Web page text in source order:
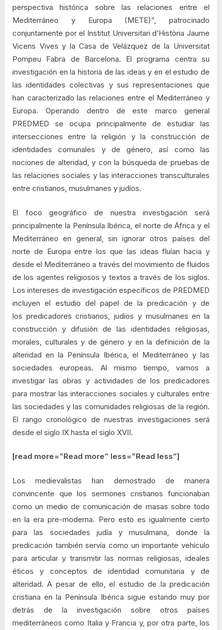
perspectiva histórica sobre las relaciones entre el
Mediterráneo y Europa (METE)”, patrocinado
conjuntamente por el Institut Universitari d’Història Jaume
Vicens Vives y la Casa de Velázquez de la Universitat
Pompeu Fabra de Barcelona. El programa centra su
investigación en la historia de las ideas y en el estudio de
las identidades colectivas y sus representaciones que
han caracterizado las relaciones entre el Mediterráneo y
Europa. Operando dentro de este marco general
PREDMED se ocupa principalmente de estudiar las
intersecciones entre la religión y la construcción de
identidades comunales y de género, así como las
nociones de alteridad, y con la búsqueda de pruebas de
las relaciones sociales y las interacciones transculturales
entre cristianos, musulmanes y judíos.
El foco geográfico de nuestra investigación será
principalmente la Península Ibérica, el norte de África y el
Mediterráneo en general, sin ignorar otros países del
norte de Europa entre los que las ideas fluían hacia y
desde el Mediterráneo a través del movimiento de fluidos
de los agentes religiosos y textos a través de los siglos.
Los intereses de investigación específicos de PREDMED
incluyen el estudio del papel de la predicación y de
los predicadores cristianos, judíos y musulmanes en la
construcción y difusión de las identidades religiosas,
morales, culturales y de género y en la definición de la
alteridad en la Península Ibérica, el Mediterráneo y las
sociedades europeas. Al mismo tiempo, vamos a
investigar las obras y actividades de los predicadores
para mostrar las interacciones sociales y culturales entre
las sociedades y las comunidades religiosas de la región.
El rango cronológico de nuestras investigaciones será
desde el siglo IX hasta el siglo XVII.
[read more=”Read more” less=”Read less”]
Los medievalistas han demostrado de manera
convincente que los sermones cristianos funcionaban
como un medio de comunicación de masas sobre todo
en la era pre-moderna. Pero esto es igualmente cierto
para las sociedades judía y musulmana, donde la
predicación también servía como un importante vehículo
para articular y transmitir las normas religiosas, ideales
éticos y conceptos de identidad comunitaria y de
alteridad. A pesar de ello, el estudio de la predicación
cristiana en la Península Ibérica sigue estando muy por
detrás de la investigación sobre otros países
mediterráneos como Italia y Francia y, por otra parte, los